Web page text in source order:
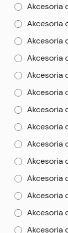
Akcesoria
Akcesoria
Akcesoria
Akcesoria
Akcesoria
Akcesoria
Akcesoria
Akcesoria
Akcesoria
Akcesoria
Akcesoria
Akcesoria
Akcesoria
Akcesoria